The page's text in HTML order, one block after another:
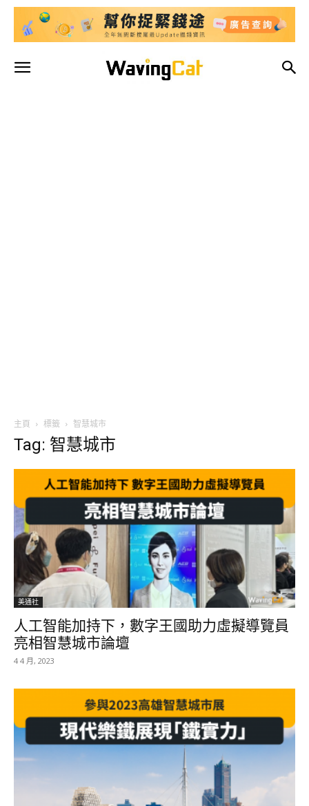
主頁 標籤 智慧城市
Tag: 智慧城市
美通社
人工智能加持下，數字王國助力虛擬導覽員
亮相智慧城市論壇
4 4 月, 2023